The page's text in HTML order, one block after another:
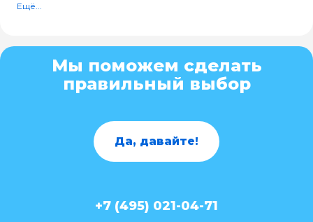
Ещё...
Мы поможем сделать
правильный выбор
Да, давайте!
+7 (495) 021-04-71